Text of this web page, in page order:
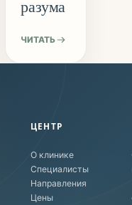
разума
ЧИТАТЬ
ЦЕНТР
О клинике
Специалисты
Направления
Цены